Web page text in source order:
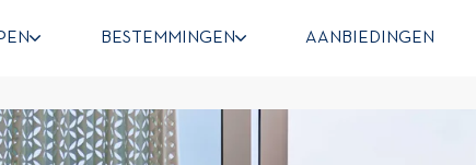
BESTEMMINGEN AANBIEDINGEN